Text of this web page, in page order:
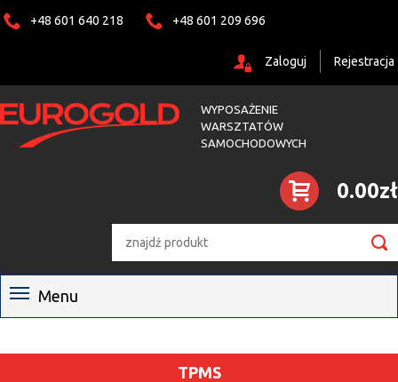
+48 601 640 218 +48 601 209 696
Zaloguj Rejestracja
WYPOSAŻENIE
WARSZTATÓW
SAMOCHODOWYCH
 0.00zł
Menu
TPMS